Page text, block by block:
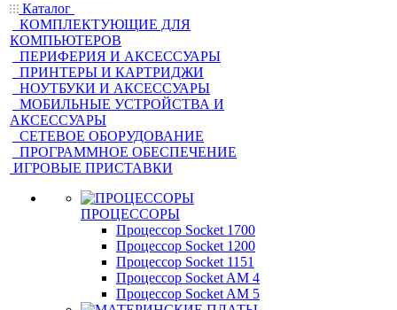
Каталог
КОМПЛЕКТУЮЩИЕ ДЛЯ
КОМПЬЮТЕРОВ
ПЕРИФЕРИЯ И АКСЕССУАРЫ
ПРИНТЕРЫ И КАРТРИДЖИ
НОУТБУКИ И АКСЕССУАРЫ
МОБИЛЬНЫЕ УСТРОЙСТВА И
АКСЕССУАРЫ
СЕТЕВОЕ ОБОРУДОВАНИЕ
ПРОГРАММНОЕ ОБЕСПЕЧЕНИЕ
ИГРОВЫЕ ПРИСТАВКИ
ПРОЦЕССОРЫ
Процессор Socket 1700
Процессор Socket 1200
Процессор Socket 1151
Процессор Socket AM 4
Процессор Socket AM 5